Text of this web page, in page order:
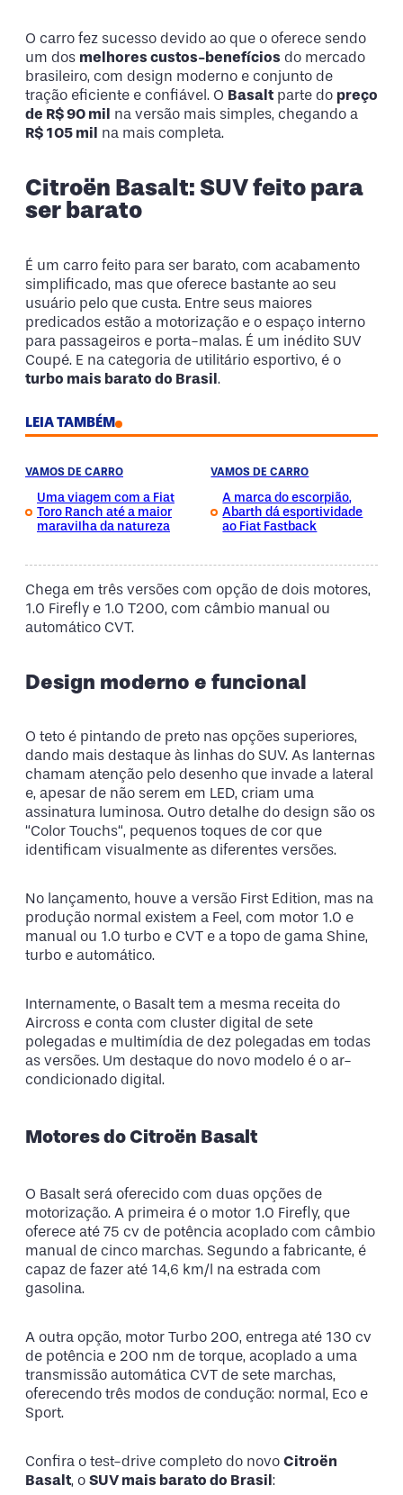
O carro fez sucesso devido ao que o oferece sendo
um dos melhores custos-benefícios do mercado
brasileiro, com design moderno e conjunto de
tração eficiente e confiável. O Basalt parte do preço
de R$ 90 mil na versão mais simples, chegando a
R$ 105 mil na mais completa.
Citroën Basalt: SUV feito para
ser barato
É um carro feito para ser barato, com acabamento
simplificado, mas que oferece bastante ao seu
usuário pelo que custa. Entre seus maiores
predicados estão a motorização e o espaço interno
para passageiros e porta-malas. É um inédito SUV
Coupé. E na categoria de utilitário esportivo, é o
turbo mais barato do Brasil.
LEIA TAMBÉM
VAMOS DE CARRO
Uma viagem com a Fiat
Toro Ranch até a maior
maravilha da natureza
VAMOS DE CARRO
A marca do escorpião,
Abarth dá esportividade
ao Fiat Fastback
Chega em três versões com opção de dois motores,
1.0 Firefly e 1.0 T200, com câmbio manual ou
automático CVT.
Design moderno e funcional
O teto é pintando de preto nas opções superiores,
dando mais destaque às linhas do SUV. As lanternas
chamam atenção pelo desenho que invade a lateral
e, apesar de não serem em LED, criam uma
assinatura luminosa. Outro detalhe do design são os
“Color Touchs“, pequenos toques de cor que
identificam visualmente as diferentes versões.
No lançamento, houve a versão First Edition, mas na
produção normal existem a Feel, com motor 1.0 e
manual ou 1.0 turbo e CVT e a topo de gama Shine,
turbo e automático.
Internamente, o Basalt tem a mesma receita do
Aircross e conta com cluster digital de sete
polegadas e multimídia de dez polegadas em todas
as versões. Um destaque do novo modelo é o ar-
condicionado digital.
Motores do Citroën Basalt
O Basalt será oferecido com duas opções de
motorização. A primeira é o motor 1.0 Firefly, que
oferece até 75 cv de potência acoplado com câmbio
manual de cinco marchas. Segundo a fabricante, é
capaz de fazer até 14,6 km/l na estrada com
gasolina.
A outra opção, motor Turbo 200, entrega até 130 cv
de potência e 200 nm de torque, acoplado a uma
transmissão automática CVT de sete marchas,
oferecendo três modos de condução: normal, Eco e
Sport.
Confira o test-drive completo do novo Citroën
Basalt, o SUV mais barato do Brasil: